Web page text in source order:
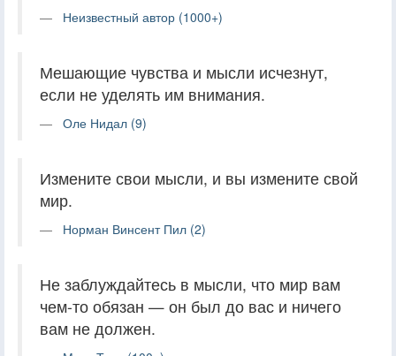
Неизвестный автор (1000+)
Мешающие чувства и мысли исчезнут,
если не уделять им внимания.
Оле Нидал (9)
Измените свои мысли, и вы измените свой
мир.
Норман Винсент Пил (2)
Не заблуждайтесь в мысли, что мир вам
чем-то обязан — он был до вас и ничего
вам не должен.